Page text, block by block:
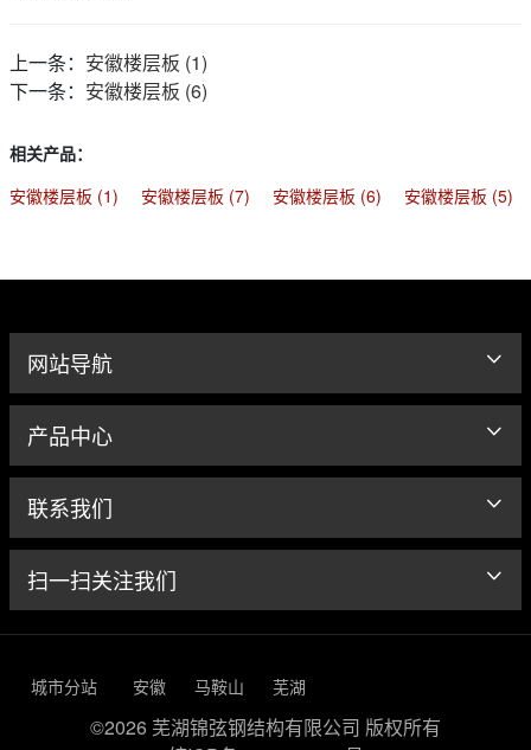
上一条： 安徽楼层板 (1)
下一条： 安徽楼层板 (6)
相关产品：
安徽楼层板 (1)
安徽楼层板 (7) 安徽楼层板 (6) 安徽楼层板 (5)
网站导航
产品中心
联系我们
扫一扫关注我们
城市分站 安徽 马鞍山 芜湖
©2026 芜湖锦弦钢结构有限公司 版权所有